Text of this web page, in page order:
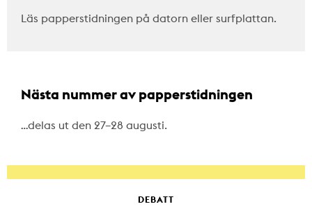
Läs papperstidningen på datorn eller surfplattan.
Nästa nummer av papperstidningen
…delas ut den 27–28 augusti.
DEBATT